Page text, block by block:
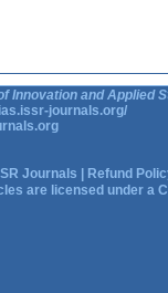
Innovation and Applied
journals.org/
Journals
Refund
are licensed under a